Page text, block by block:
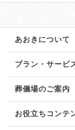
あおきについて
プラン・サービ
葬儀場のご案内
お役立ちコンテ